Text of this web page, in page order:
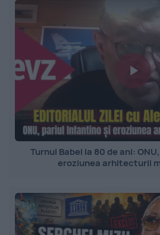
Turnul Babel la 80 de ani:
eroziunea arhitecturii